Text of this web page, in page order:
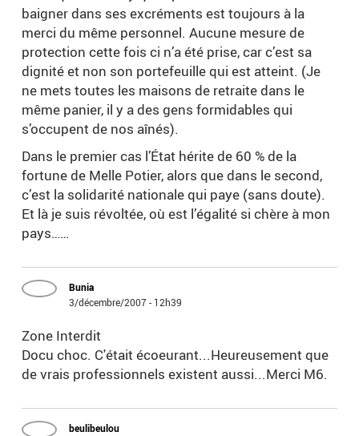
baigner dans ses excréments est toujours à la
merci du même personnel. Aucune mesure de
protection cette fois ci n’a été prise, car c’est sa
dignité et non son portefeuille qui est atteint. (Je
ne mets toutes les maisons de retraite dans le
même panier, il y a des gens formidables qui
s’occupent de nos aînés).
Dans le premier cas l’État hérite de 60 % de la
fortune de Melle Potier, alors que dans le second,
c’est la solidarité nationale qui paye (sans doute).
Et là je suis révoltée, où est l’égalité si chère à mon
pays……
Bunia
3/décembre/2007 - 12h39
Zone Interdit
Docu choc. C'était écoeurant...Heureusement que
de vrais professionnels existent aussi...Merci M6.
beulibeulou